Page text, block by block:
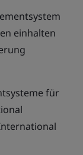
einhalten
für